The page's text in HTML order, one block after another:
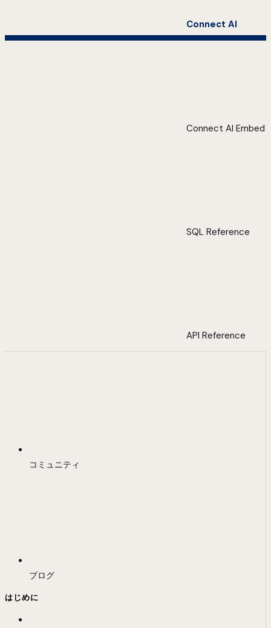
Connect AI
Connect AI Embed
SQL Reference
API Reference
コミュニティ
ブログ
はじめに